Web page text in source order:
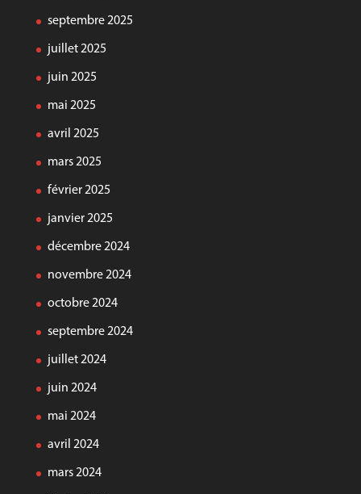
septembre 2025
juillet 2025
juin 2025
mai 2025
avril 2025
mars 2025
février 2025
janvier 2025
décembre 2024
novembre 2024
octobre 2024
septembre 2024
juillet 2024
juin 2024
mai 2024
avril 2024
mars 2024